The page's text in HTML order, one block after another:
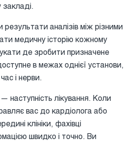
аналізів між різними
медичну історію кожному
де зробити призначене
в межах однієї установи,
і нерви.
наступність лікування. Коли
вас до кардіолога або
клініки, фахівці
швидко і точно. Ви